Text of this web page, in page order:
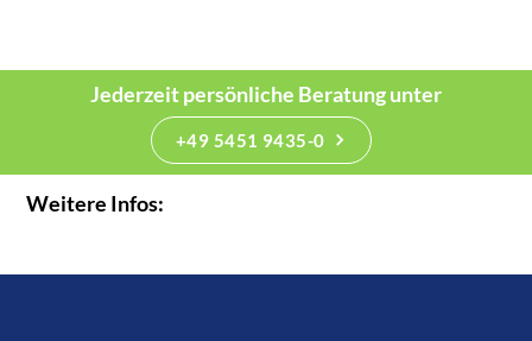
Jederzeit persönliche Beratung unter
+49 5451 9435-0
Weitere Infos: